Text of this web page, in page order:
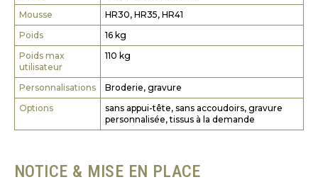
Mousse
HR30, HR35, HR41
Poids
16 kg
Poids max
utilisateur
110 kg
Personnalisations
Broderie, gravure
Options
sans appui-tête, sans accoudoirs, gravure
personnalisée, tissus à la demande
NOTICE & MISE EN PLACE